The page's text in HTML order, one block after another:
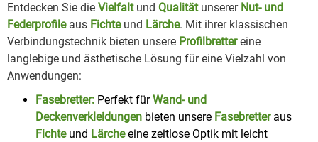
Entdecken Sie die Vielfaltund Qualitätunserer Nut- und
Federprofileaus Fichteund Lärche. Mit ihrer klassischen
Verbindungstechnik bieten unsere Profilbrettereine
langlebige und ästhetische Lösung für eine Vielzahl von
Anwendungen:
Fasebretter: Perfekt fürWand- und
Deckenverkleidungen bieten unsere Fasebretteraus
Fichteund Lärcheeine zeitlose Optik mit leicht